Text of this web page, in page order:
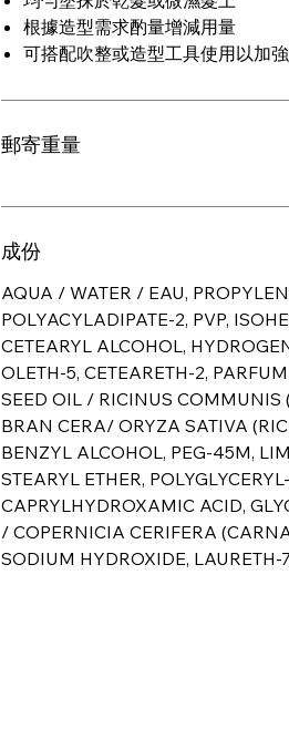
根據造型需求酌量增減用量
可搭配吹整或造型工具使用以加
郵寄重量
成份
AQUA / WATER / EAU,
POLYACYLADIPATE-2, PVP,
CETEARYL ALCOHOL,
OLETH-5, CETEARETH-2,
SEED OIL / RICINUS COMMUNIS
BRAN CERA/ ORYZA SATIVA
BENZYL ALCOHOL, PEG-45M,
STEARYL ETHER,
CAPRYLHYDROXAMIC ACID,
/ COPERNICIA CERIFERA
SODIUM HYDROXIDE, LAURETH-